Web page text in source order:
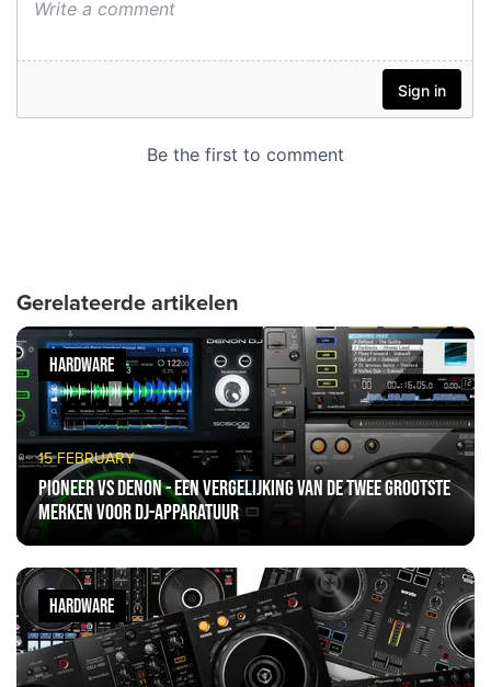
Gerelateerde artikelen
15 FEBRUARY
Pioneer vs Denon - een vergelijking van de twee grootste
merken voor DJ-apparatuur
HARDWARE
HARDWARE